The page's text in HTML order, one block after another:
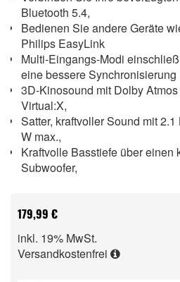
Bluetooth 5.4,
Bedienen Sie andere Geräte
Philips EasyLink
Multi-Eingangs-Modi
eine bessere Synchronisierung
3D-Kinosound mit Dolby
Virtual:X,
Satter, kraftvoller Sound mit
W max.,
Kraftvolle Basstiefe über einen
Subwoofer,
179,99 €
inkl. 19% MwSt.
Versandkostenfrei